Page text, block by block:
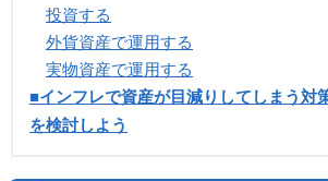
投資する
外貨資産で運用する
実物資産で運用する
■インフレで資産が目減りしてしまう対
を検討しよう